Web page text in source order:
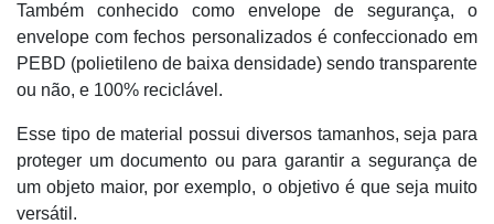
Também conhecido como envelope de segurança, o
envelope com fechos personalizados é confeccionado em
PEBD (polietileno de baixa densidade) sendo transparente
ou não, e 100% reciclável.
Esse tipo de material possui diversos tamanhos, seja para
proteger um documento ou para garantir a segurança de
um objeto maior, por exemplo, o objetivo é que seja muito
versátil.